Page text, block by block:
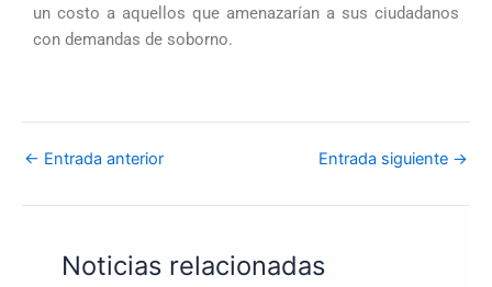
un costo a aquellos que amenazarían a sus ciudadanos
con demandas de soborno.
← Entrada anterior Entrada siguiente →
Noticias relacionadas